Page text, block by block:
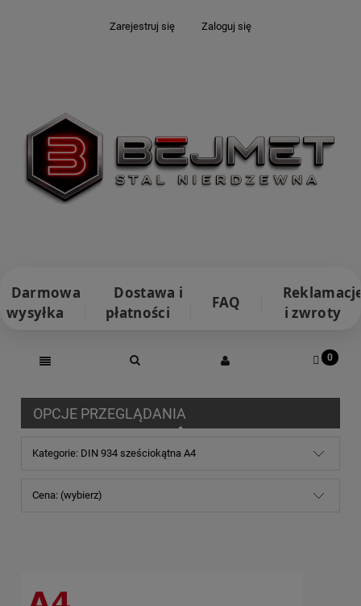
Zarejestruj się Zaloguj się
Darmowa
wysyłka
Dostawa i
płatności
FAQ
i zwroty
OPCJE PRZEGLĄDANIA
Kategorie: DIN 934 sześciokątna A4
Cena: (wybierz)